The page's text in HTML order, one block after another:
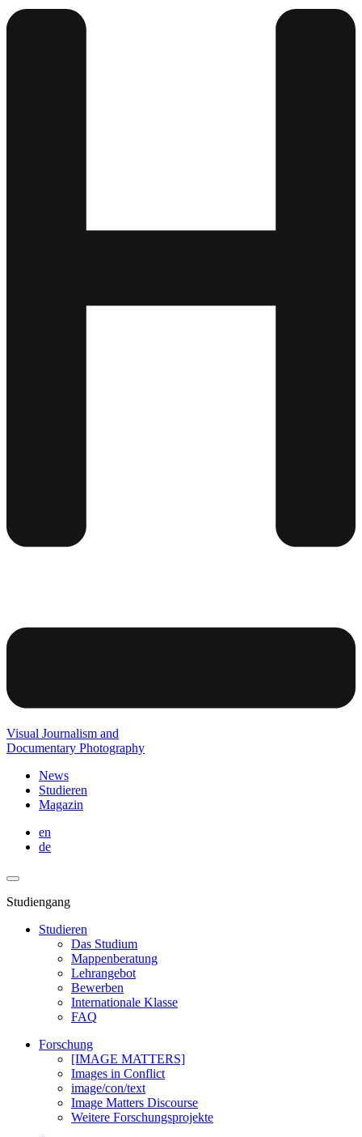
Visual Journalism and
Documentary Photography
News
Studieren
Magazin
en
de
Studiengang
Studieren
Das Studium
Mappenberatung
Lehrangebot
Bewerben
Internationale Klasse
FAQ
Forschung
[IMAGE MATTERS]
Images in Conflict
image/con/text
Image Matters Discourse
Weitere Forschungsprojekte